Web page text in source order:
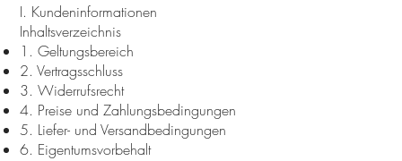
I. Kundeninformationen
Inhaltsverzeichnis
1. Geltungsbereich
2. Vertragsschluss
3. Widerrufsrecht
4. Preise und Zahlungsbedingungen
5. Liefer- und Versandbedingungen
6. Eigentumsvorbehalt